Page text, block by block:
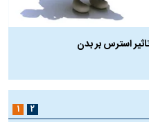
ببینید| انتشار تصاویر دیده نشده از
رهبر انقلاب آیت‌الله سید مجتبی
خامنه‌ای
۱ ۲